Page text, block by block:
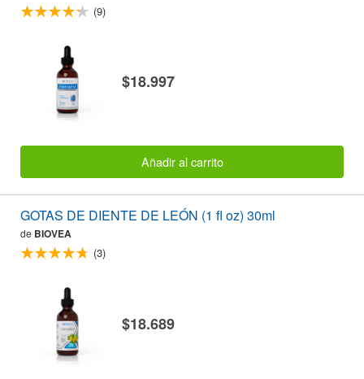
(9)
$18.997
Añadir al carrito
GOTAS DE DIENTE DE LEÓN (1 fl oz) 30ml
de BIOVEA
(3)
$18.689